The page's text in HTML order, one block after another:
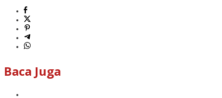
Baca Juga